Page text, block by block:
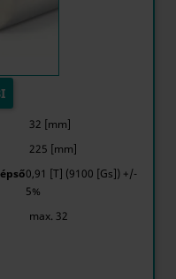
32 [mm]
225 [mm]
0,91 [T] (9100 [Gs]) +/-
5%
max. 32